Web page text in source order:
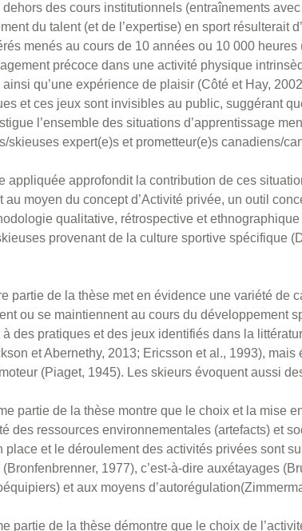
des cours institutionnels (entraînements
du talent (et de l’expertise) en sport résulterait
menés au cours de 10 années ou 10 000
précoce dans une activité physique
qu’une expérience de plaisir (Côté et Hay,
et ces jeux sont invisibles au public, suggérant
l’ensemble des situations d’apprentissage
skieuses expert(e)s et prometteur(e)s canadiens/
appliquée approfondit la contribution de ces
au moyen du concept d’Activité privée, un outil
qualitative, rétrospective et
provenant de la culture sportive spécifique
partie de la thèse met en évidence une variété de
ou se maintiennent au cours du développement
des pratiques et des jeux identifiés dans la
et Abernethy, 2013; Ericsson et al., 1993),
(Piaget, 1945). Les skieurs évoquent aussi
partie de la thèse montre que le choix et la mise
des ressources environnementales (artefacts) et
place et le déroulement des activités privées sont
1977), c’est-à-dire auxétayages
et aux moyens
partie de la thèse démontre que le choix de